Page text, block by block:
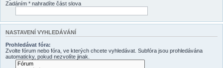
Zadáním * nahradíte část slova
NASTAVENÍ VYHLEDÁVÁNÍ
Prohledávat fóra:
Zvolte fórum nebo fóra, ve kterých chcete vyhledávat. Subfóra jsou prohledávána
automaticky, pokud nezvolíte jinak.